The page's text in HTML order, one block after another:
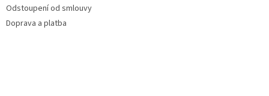
Odstoupení od smlouvy
Doprava a platba